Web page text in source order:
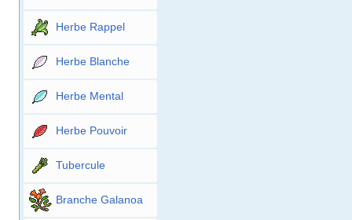
Herbe Rappel
Herbe Blanche
Herbe Mental
Herbe Pouvoir
Tubercule
Branche Galanoa